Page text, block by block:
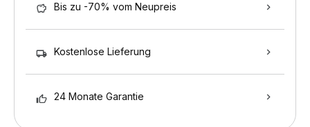
Bis zu -70% vom Neupreis
Kostenlose Lieferung
24 Monate Garantie